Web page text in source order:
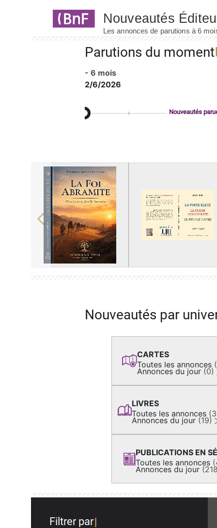
Parutions du moment
- 6 mois
2/6/2026
Nouveautés
Previous
Nouveautés par
CARTES
Toutes les annonces
Annonces du jour (0)
LIVRES
Toutes les annonces
Annonces du jour (19)
PUBLICATIONS EN
Toutes les annonces
Annonces du jour
Filtrer par